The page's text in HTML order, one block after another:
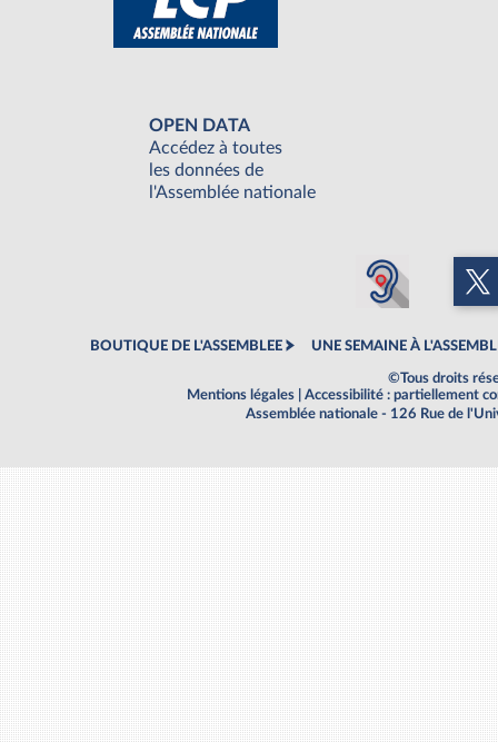
OPEN DATA
Accédez à toutes
les données de
l'Assemblée nationale
BOUTIQUE DE L'ASSEMBLEE UNE SEMAINE À
©Tous droits
Mentions légales
Accessibilité : partiellement
Assemblée nationale - 126 Rue de